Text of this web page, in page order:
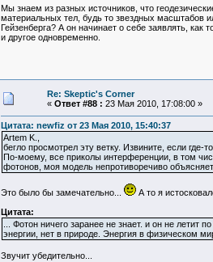
Мы знаем из разных источников, что
материальных тел, будь то звездных масштабов
Гейзенберга? А он начинает о себе заявлять,
и другое одновременно.
Re: Skeptic's Corner
« Ответ #88 : 23 Мая 2010, 17:08:00 »
Цитата: newfiz от 23 Мая 2010, 15:40:37
Artem K.,
бегло просмотрел эту ветку. Извините, если где-
По-моему, все приколы интерференции, в том
фотонов, моя модель непротиворечиво
Это было бы замечательно...
А то я
Цитата:
... Фотон ничего заранее не знает. и он не
энергии, нет в природе. Энергия в физическом
Звучит убедительно...